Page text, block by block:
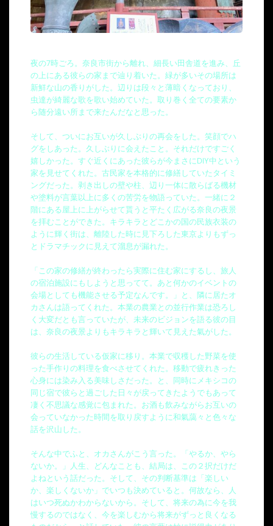
夜の7時ごろ。奈良市街から離れ、細長い田舎道を進み、丘
の上にある彼らの家まで辿り着いた。緑が多いその場所は
新鮮な山の香りがした。辺りは段々と薄暗くなっており、
虫達が綺麗な歌を歌い始めていた。取り巻く全ての要素か
ら随分遠い所まで来たんだなと思った。
そして、ついにお互いが久しぶりの再会をした。笑顔でハ
グをしあった。久しぶりに会えたこと。それだけですごく
嬉しかった。すぐ近くにあった彼らが今まさにDIY中という
家を見せてくれた。古民家を本格的に修繕していたタイミ
ングだった。剥き出しの壁や柱、辺り一体に散らばる機材
や塗料が言葉以上に多くの苦労を物語っていた。一緒に２
階にある屋上に上がらせて貰うと平たく広がる奈良の夜景
を拝むことができた。キラキラとどこかの国の民族衣装の
ように輝く街は、離陸した時に見下ろした東京よりもずっ
とドラマチックに見えて溜息が漏れた。
「この家の修繕が終わったら実際に住む家にするし、旅人
の宿泊施設にもしようと思ってて。あと何かのイベントの
会場としても機能させる予定なんです。」と、隣に居たオ
カさんは語ってくれた。本業の農業との並行作業は恐ろし
く大変だとも言っていたが、未来のビジョンを語る彼の目
は、奈良の夜景よりもキラキラと輝いて見えた氣がした。
彼らの生活している仮家に移り。本業で収穫した野菜を使
った手作りの料理を食べさせてくれた。移動で疲れきった
心身には染み入る美味しさだった。と、同時にメキシコの
同じ宿で彼らと過ごした日々が戻ってきたようでもあって
凄く不思議な感覚に包まれた。お酒も飲みながらお互いの
会っていなかった時間を取り戻すように和氣藹々と色々な
話を沢山した。
そんな中でふと、オカさんがこう言った。「やるか、やら
ないか。」人生、どんなことも、結局は、この２択だけだ
よねという話だった。そして、その判断基準は「楽しい
か、楽しくないか」でいつも決めていると。何故なら、人
はいつ死ぬかわからないから。そして、将来の為に今を我
慢するのではなく、今を楽しむから将来がずっと良くなる